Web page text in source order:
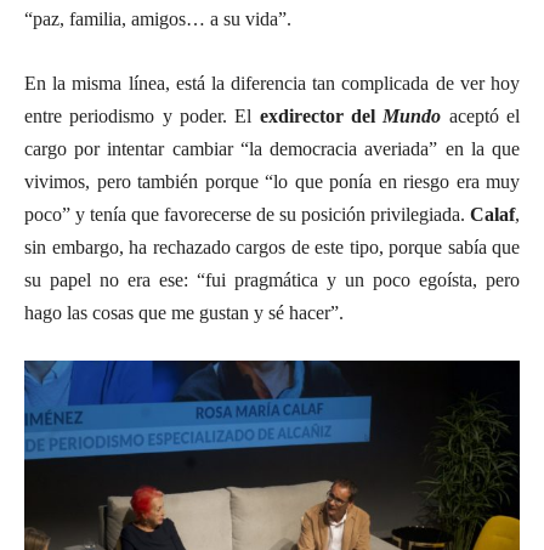
“paz, familia, amigos… a su vida”.
En la misma línea, está la diferencia tan complicada de ver hoy
entre periodismo y poder. El exdirector del Mundo aceptó el
cargo por intentar cambiar “la democracia averiada” en la que
vivimos, pero también porque “lo que ponía en riesgo era muy
poco” y tenía que favorecerse de su posición privilegiada. Calaf,
sin embargo, ha rechazado cargos de este tipo, porque sabía que
su papel no era ese: “fui pragmática y un poco egoísta, pero
hago las cosas que me gustan y sé hacer”.